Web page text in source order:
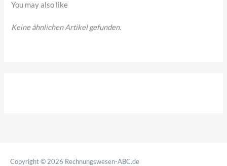
h
You may also like
Keine ähnlichen Artikel gefunden.
Copyright © 2026 Rechnungswesen-ABC.de